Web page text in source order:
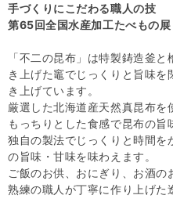
手づくりにこだわる職人の技
第65回全国水産加工たべもの
「不二の昆布」は特製鋳造釜
き上げた竈でじっくりと旨味
き上げています。
厳選した北海道産天然真昆布を
もっちりとした食感で昆布の旨
独自の製法でじっくりと時間
の旨味・甘味を味わえます。
ご飯のお供、おにぎり、お酒の
熟練の職人が丁寧に作り上げた